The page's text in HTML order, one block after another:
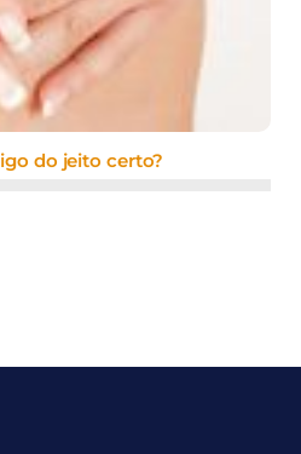
do jeito certo?